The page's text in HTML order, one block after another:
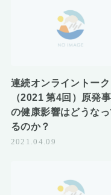
連続オンライントーク
（2021 第4回）原発
の健康影響はどうな
るのか？
2021.04.09